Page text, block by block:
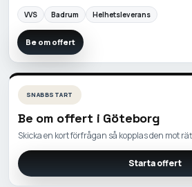
VVS Badrum Helhetsleverans
Be om offert
SNABBSTART
Be om offert i Göteborg
Skicka en kort förfrågan så kopplas den mot
Starta offert